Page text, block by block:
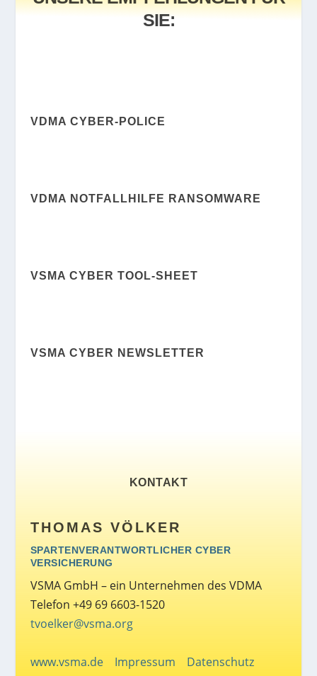
SIE:
VDMA CYBER-POLICE
VDMA NOTFALLHILFE RANSOMWARE
VSMA CYBER TOOL-SHEET
VSMA CYBER NEWSLETTER
KONTAKT
THOMAS VÖLKER
SPARTENVERANTWORTLICHER CYBER
VERSICHERUNG
VSMA GmbH – ein Unternehmen des VDMA
Telefon +49 69 6603-1520
tvoelker@vsma.org
www.vsma.de Impressum Datenschutz